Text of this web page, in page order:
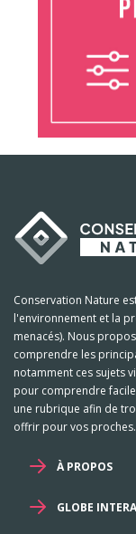
Conservation Nature
l'environnement et la
menacés). Nous
comprendre les
notamment ces sujets
pour comprendre
une rubrique afin de
offrir pour vos proches.
À PROPOS
GLOBE